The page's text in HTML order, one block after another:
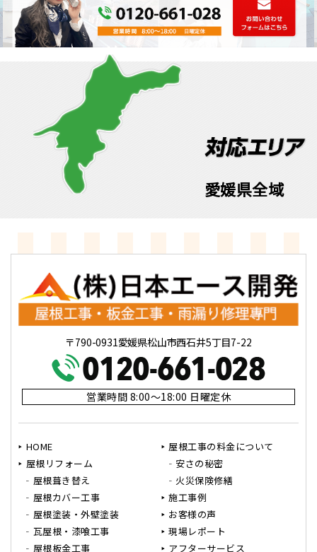
愛媛県全域
〒790-0931愛媛県松山市西石井5丁目7-22
営業時間 8:00～18:00 日曜定休
HOME
屋根リフォーム
屋根葺き替え
屋根カバー工事
屋根塗装・外壁塗装
瓦屋根・漆喰工事
屋根板金工事
屋根工事の料金について
安さの秘密
火災保険修繕
施工事例
お客様の声
現場レポート
アフターサービス